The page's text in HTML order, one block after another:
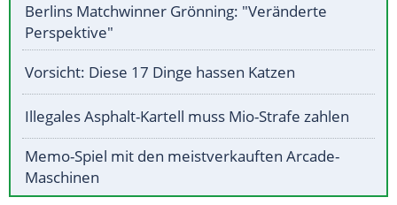
Berlins Matchwinner Grönning: "Veränderte
Perspektive"
Vorsicht: Diese 17 Dinge hassen Katzen
Illegales Asphalt-Kartell muss Mio-Strafe zahlen
Memo-Spiel mit den meistverkauften Arcade-
Maschinen